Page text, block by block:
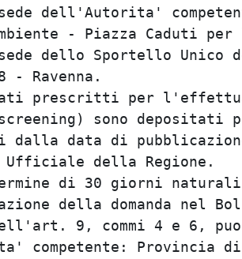
dell'Autorita'
- Piazza Caduti
dello Sportello Unico
- Ravenna.
prescritti per
sono depositati
dalla data di
della Regione.
di 30 giorni
della domanda nel
9, commi 4 e 6,
competente: Provincia di